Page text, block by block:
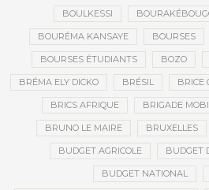
BOULKESSI
BOURÉMA KANSAYE BOURSES
BOURSES ÉTUDIANTS BOZO
BRÉMA ELY DICKO BRÉSIL BRICE
BRICS AFRIQUE BRIGADE
BRUNO LE MAIRE BRUXELLES
BUDGET AGRICOLE BUDGET
BUDGET NATIONAL